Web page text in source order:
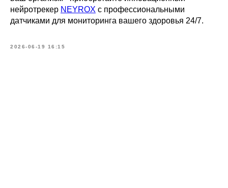
нейротрекер NEYROX с профессиональными
датчиками для мониторинга вашего здоровья 24/7.
2026-06-19 16:15